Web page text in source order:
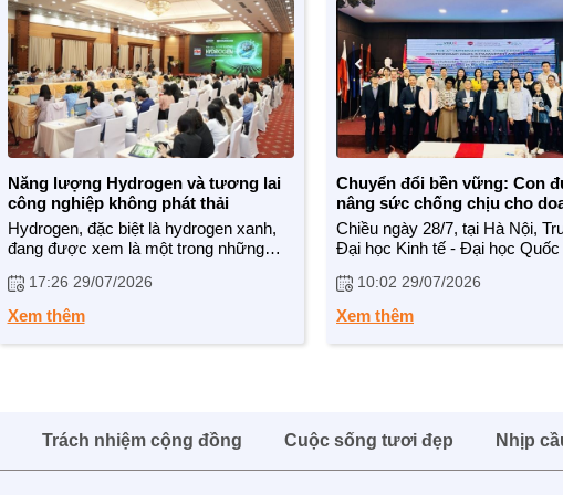
Năng lượng Hydrogen và tương lai
công nghiệp không phát thải
Hydrogen, đặc biệt là hydrogen xanh,
đang được xem là một trong những
phát thải ròng bằng "0" vào năm 2050.
Tuy nhiên, để biến tiềm năng thành hiện
thực, Việt Nam cần sớm hoàn thiện
chính sách, hạ tầng và hệ sinh thái phát
17:26 29/07/2026
Xem thêm
Chuyển đổi bền vững: Con
nâng sức chống chịu cho
nghiệp Việt
Chiều ngày 28/7, tại Hà Nội,
Đại học Kinh tế - Đại học Quốc
đổi bền vững doanh nghiệp Việt
trong kỷ nguyên bất định: ESG,
và năng lực chống chịu”.
10:02 29/07/2026
Xem thêm
Trách nhiệm cộng đồng Cuộc sống tươi đẹp Nhịp